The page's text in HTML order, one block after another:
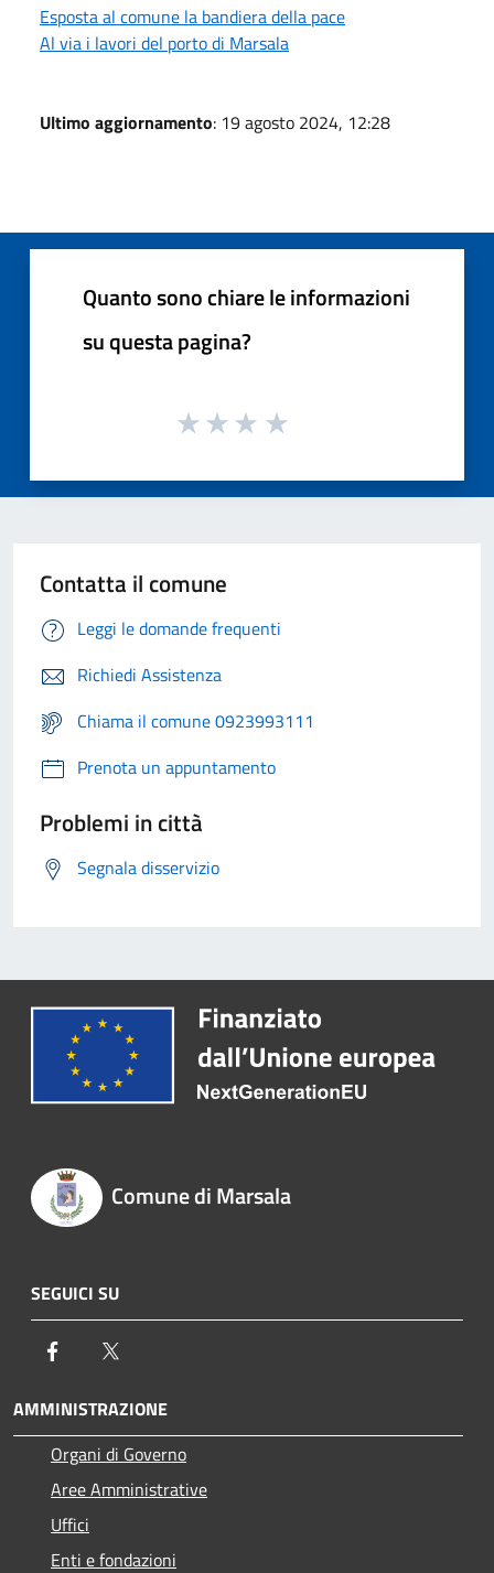
Esposta al comune la bandiera della pace
Al via i lavori del porto di Marsala
Ultimo aggiornamento: 19 agosto 2024, 12:28
Quanto sono chiare le informazioni
su questa pagina?
Contatta il comune
Leggi le domande frequenti
Richiedi Assistenza
Chiama il comune 0923993111
Prenota un appuntamento
Problemi in città
Segnala disservizio
Comune di Marsala
SEGUICI SU
Facebook
AMMINISTRAZIONE
Organi di Governo
Aree Amministrative
Uffici
Enti e fondazioni